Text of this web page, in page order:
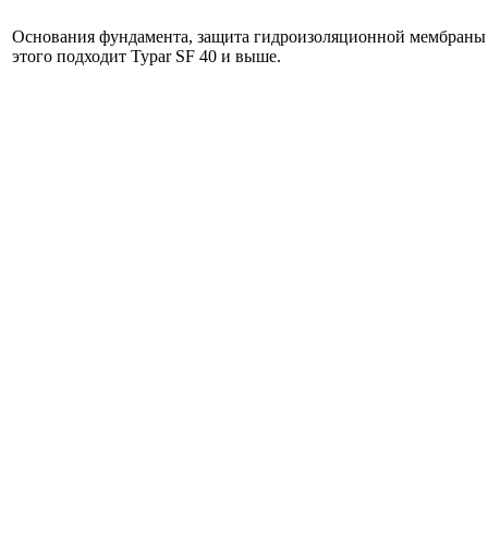
Основания фундамента, защита гидроизоляционной
этого подходит Typar SF 40 и выше.